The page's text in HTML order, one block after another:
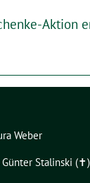
Aktion
Weber
Stalinski (✝︎)